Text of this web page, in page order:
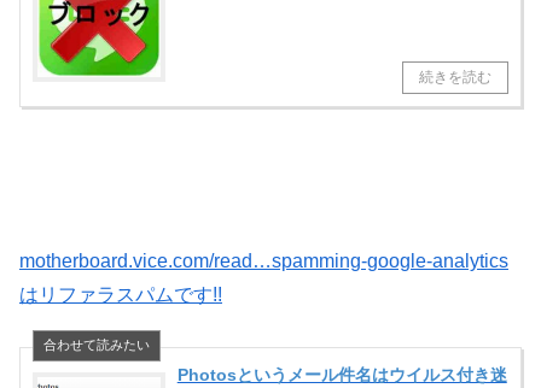
motherboard.vice.com/read…spamming-google-analytics
はリファラスパムです!!
Photosというメール件名はウイルス付き迷